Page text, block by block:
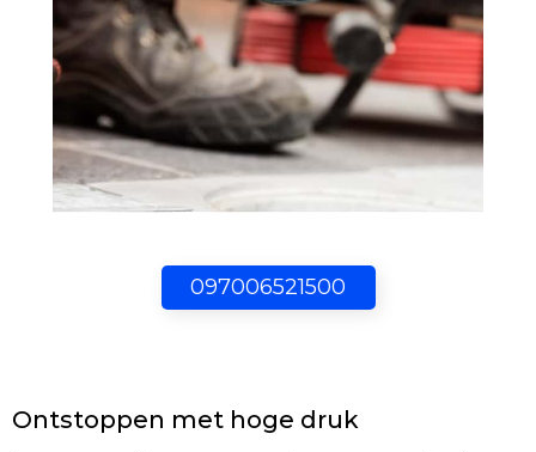
097006521500
Ontstoppen met hoge druk